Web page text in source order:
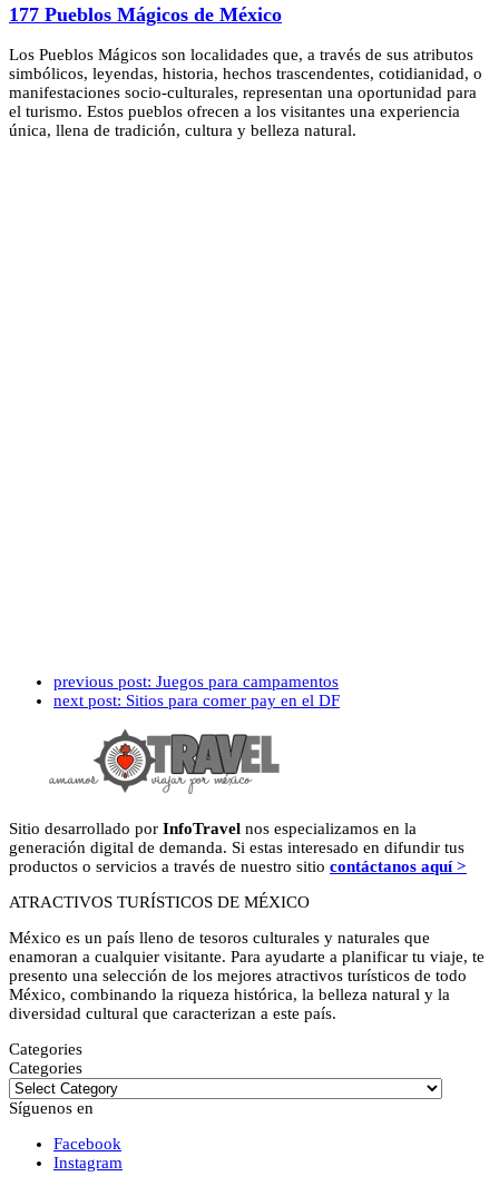
177 Pueblos Mágicos de México
Los Pueblos Mágicos son localidades que, a través de sus atributos
simbólicos, leyendas, historia, hechos trascendentes, cotidianidad, o
manifestaciones socio-culturales, representan una oportunidad para
el turismo. Estos pueblos ofrecen a los visitantes una experiencia
única, llena de tradición, cultura y belleza natural.
previous post: Juegos para campamentos
next post: Sitios para comer pay en el DF
Sitio desarrollado por InfoTravel nos especializamos en la
generación digital de demanda. Si estas interesado en difundir tus
productos o servicios a través de nuestro sitio contáctanos aquí >
ATRACTIVOS TURÍSTICOS DE MÉXICO
México es un país lleno de tesoros culturales y naturales que
enamoran a cualquier visitante. Para ayudarte a planificar tu viaje, te
presento una selección de los mejores atractivos turísticos de todo
México, combinando la riqueza histórica, la belleza natural y la
diversidad cultural que caracterizan a este país.
Categories
Categories
Síguenos en
Facebook
Instagram